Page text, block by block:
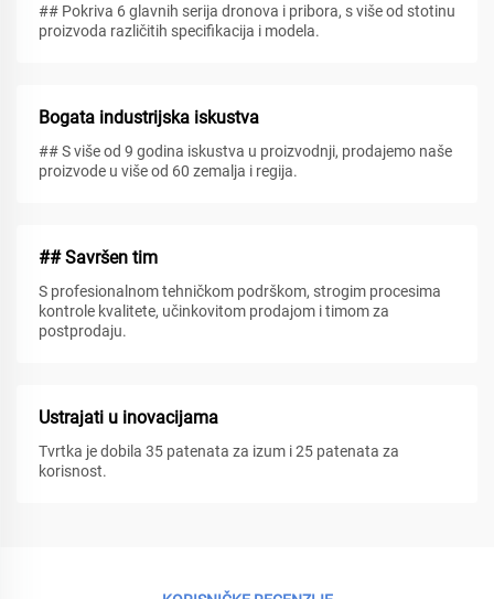
## Pokriva 6 glavnih serija dronova i pribora, s više od stotinu
proizvoda različitih specifikacija i modela.
Bogata industrijska iskustva
## S više od 9 godina iskustva u proizvodnji, prodajemo naše
proizvode u više od 60 zemalja i regija.
## Savršen tim
S profesionalnom tehničkom podrškom, strogim procesima
kontrole kvalitete, učinkovitom prodajom i timom za
postprodaju.
Ustrajati u inovacijama
Tvrtka je dobila 35 patenata za izum i 25 patenata za
korisnost.